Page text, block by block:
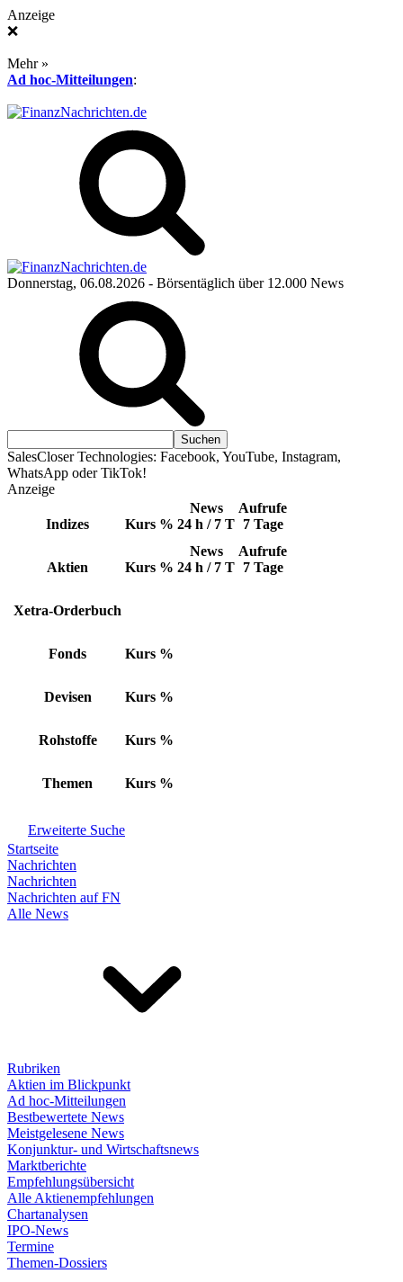
Anzeige
❌
Mehr »
Ad hoc-Mitteilungen:
Donnerstag, 06.08.2026 - Börsentäglich über 12.000 News
SalesCloser Technologies: Facebook, YouTube, Instagram,
WhatsApp oder TikTok!
Anzeige
Indizes Kurs %
News
24 h / 7 T
Aufrufe
7 Tage
Aktien Kurs %
News
24 h / 7 T
Aufrufe
7 Tage
Xetra-Orderbuch
Fonds Kurs %
Devisen Kurs %
Rohstoffe Kurs %
Themen Kurs %
Erweiterte Suche
Startseite
Nachrichten
Nachrichten
Nachrichten auf FN
Alle News
Rubriken
Aktien im Blickpunkt
Ad hoc-Mitteilungen
Bestbewertete News
Meistgelesene News
Konjunktur- und Wirtschaftsnews
Marktberichte
Empfehlungsübersicht
Alle Aktienempfehlungen
Chartanalysen
IPO-News
Termine
Themen-Dossiers